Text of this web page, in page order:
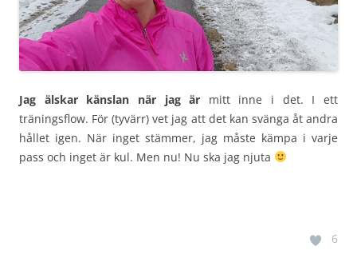
Jag älskar känslan när jag är mitt inne i det. I ett
träningsflow. För (tyvärr) vet jag att det kan svänga åt andra
hållet igen. När inget stämmer, jag måste kämpa i varje
pass och inget är kul. Men nu! Nu ska jag njuta
6